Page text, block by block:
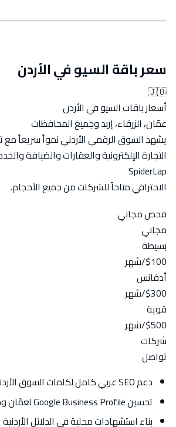
سعر باقة السيو في الأردن
🇯🇴
أسعار باقات السيو في الأردن
عمّان، الزرقاء، إربد وجميع المحافظات
يشهد السوق الرقمي الأردني نمواً سريعاً مع
التجارة الإلكترونية والعقارات والضيافة
SpiderLap
الاحترافي متاحاً للشركات من جميع الأحجام.
فحص مجاني
مجاني
بسيطة
$100/شهر
أدفانس
$300/شهر
قوية
$500/شهر
شركات
تواصل
دعم SEO عربي كامل لكلمات السوق الأردني
تحسين Google Business Profile لعمّان وجميع المحافظات
بناء استشهادات محلية في الدلائل الأردنية